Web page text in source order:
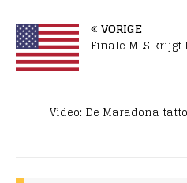
VORIGE
Finale MLS
Video: De Maradona